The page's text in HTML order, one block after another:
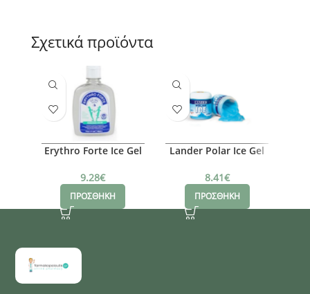
Σχετικά προϊόντα
Erythro Forte Ice Gel
9.28€
ΠΡΟΣΘΗΚΗ
Lander Polar Ice Gel
Πόνους, 227 gr
8.41€
ΠΡΟΣΘΗΚΗ